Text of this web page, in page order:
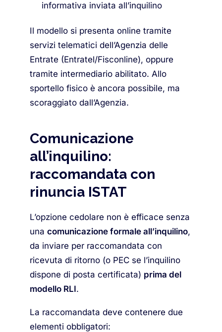
informativa inviata all’inquilino
Il modello si presenta online tramite
servizi telematici dell’Agenzia delle
Entrate (Entratel/Fisconline), oppure
tramite intermediario abilitato. Allo
sportello fisico è ancora possibile, ma
scoraggiato dall’Agenzia.
Comunicazione
all’inquilino:
raccomandata con
rinuncia ISTAT
L’opzione cedolare non è efficace senza
una comunicazione formale all’inquilino,
da inviare per raccomandata con
ricevuta di ritorno (o PEC se l’inquilino
dispone di posta certificata) prima del
modello RLI.
La raccomandata deve contenere due
elementi obbligatori: